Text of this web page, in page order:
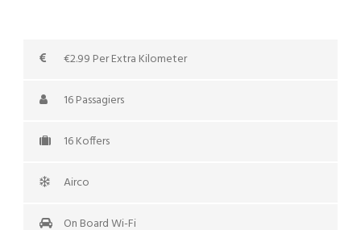
€2.99 Per Extra Kilometer
16 Passagiers
16 Koffers
Airco
On Board Wi-Fi